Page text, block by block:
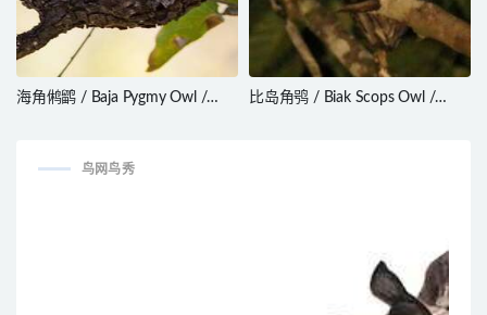
海角鸺鹠 / Baja Pygmy Owl /
比岛角鸮 / Biak Scops Owl /
鸟网鸟秀